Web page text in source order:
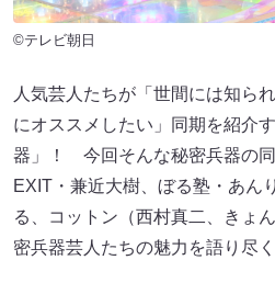
©テレビ朝日
人気芸人たちが「世間には知ら
にオススメしたい」同期を紹介
器」！ 今回そんな秘密兵器の同
EXIT・兼近大樹、ぼる塾・あん
る、コットン（西村真二、きょ
密兵器芸人たちの魅力を語り尽く